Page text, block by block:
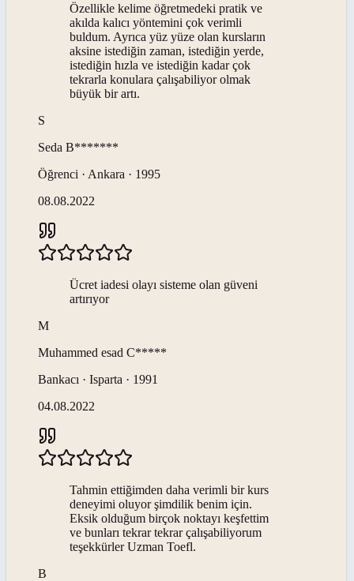
Özellikle kelime öğretmedeki pratik ve
akılda kalıcı yöntemini çok verimli
buldum. Ayrıca yüz yüze olan kursların
aksine istediğin zaman, istediğin yerde,
istediğin hızla ve istediğin kadar çok
tekrarla konulara çalışabiliyor olmak
büyük bir artı.
S
Seda B*******
Öğrenci · Ankara · 1995
08.08.2022
Ücret iadesi olayı sisteme olan güveni
artırıyor
M
Muhammed esad C*****
Bankacı · Isparta · 1991
04.08.2022
Tahmin ettiğimden daha verimli bir kurs
deneyimi oluyor şimdilik benim için.
Eksik olduğum birçok noktayı keşfettim
ve bunları tekrar tekrar çalışabiliyorum
teşekkürler Uzman Toefl.
B